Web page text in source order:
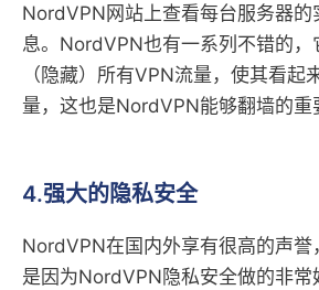
NordVPN网站上查看每台服务器的
息。NordVPN也有一系列不错的，
（隐藏）所有VPN流量，使其看起
量，这也是NordVPN能够翻墙的重
4.强大的隐私安全
NordVPN在国内外享有很高的声誉
是因为NordVPN隐私安全做的非